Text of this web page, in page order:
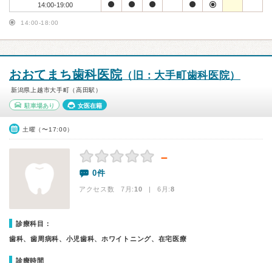
14:00-19:00
14:00-18:00
おおてまち歯科医院（旧：大手町歯科医院）
新潟県上越市大手町（高田駅）
駐車場あり 女医在籍
土曜（〜17:00）
－
0件
アクセス数 7月:10 | 6月:8
診療科目：
歯科、歯周病科、小児歯科、ホワイトニング、在宅医療
診療時間